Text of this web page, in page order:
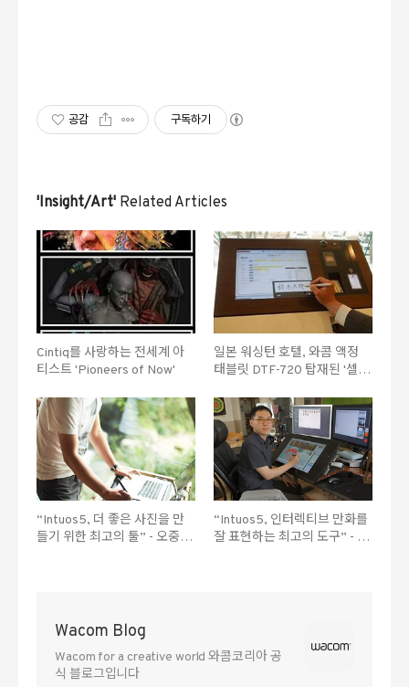
공감 구독하기
'Insight/Art' Related Articles
Cintiq를 사랑하는 전세계 아
티스트 'Pioneers of Now'
일본 워싱턴 호텔, 와콤 액정
태블릿 DTF-720 탑재된 '셀프
“Intuos5, 더 좋은 사진을 만
들기 위한 최고의 툴” - 오중석
“Intuos5, 인터렉티브 만화를
잘 표현하는 최고의 도구” - 애
Wacom Blog
Wacom for a creative world 와콤코리아 공
식 블로그입니다